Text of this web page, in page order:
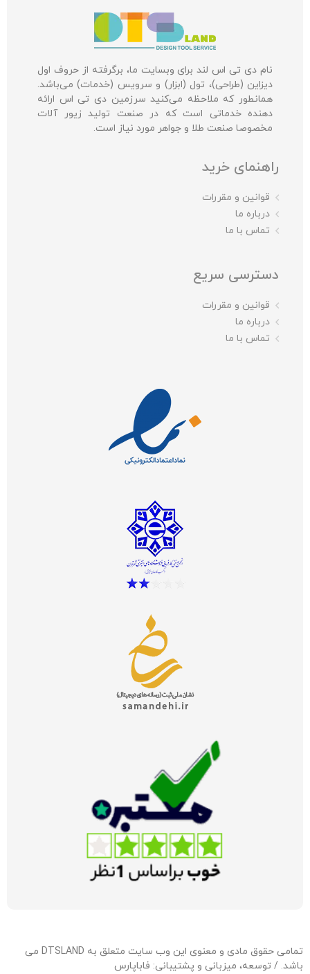
نام دی تی اس لند برای وبسایت ما، برگرفته از حروف اول
دیزاین (طراحی)، تول (ابزار) و سرویس (خدمات) می‌باشد.
همانطور که ملاحظه می‌کنید سرزمین دی تی اس ارائه
دهنده خدماتی است که در صنعت تولید زیور آلات
مخصوصا صنعت طلا و جواهر مورد نیاز است.
راهنمای خرید
قوانین و مقررات
درباره ما
تماس با ما
دسترسی سریع
قوانین و مقررات
درباره ما
تماس با ما
تمامی حقوق مادی و معنوی این وب سایت متعلق به DTSLAND می
باشد. / توسعه، میزبانی و پشتیبانی: فاباپارس